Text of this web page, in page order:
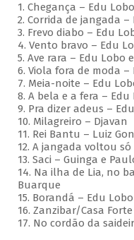
1. Chegança – Edu
2. Corrida de jangada –
3. Frevo diabo – Edu
4. Vento bravo – Edu
5. Ave rara – Edu Lobo
6. Viola fora de moda –
7. Meia-noite – Edu
8. A bela e a fera –
9. Pra dizer adeus –
10. Milagreiro – Djavan
11. Rei Bantu – Luiz
12. A jangada voltou só
13. Saci – Guinga e
14. Na ilha de Lia, no
Buarque
15. Borandá – Edu Lobo
16. Zanzibar/Casa
17. No cordão da